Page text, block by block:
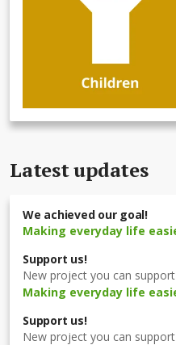
Latest updates
We achieved our goal!
Support us!
New project you can support
Support us!
New project you can support